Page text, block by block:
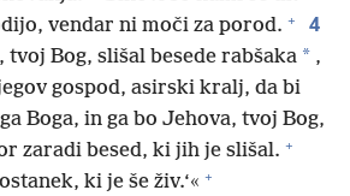
vendar ni moči za porod. + 4
tvoj Bog, slišal besede rabšaka * ,
gospod, asirski kralj, da bi
Boga, in ga bo Jehova, tvoj Bog,
zaradi besed, ki jih je slišal. +
ki je še živ.‘« +